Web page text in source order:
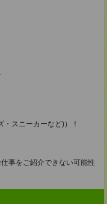
スニーカーなど)）！
事をご紹介できない可能性